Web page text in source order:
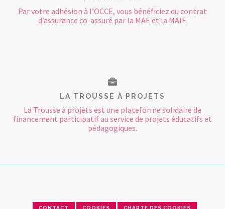
Par votre adhésion à l’OCCE, vous bénéficiez du contrat
d’assurance co-assuré par la MAE et la MAIF.
LA TROUSSE À PROJETS
La Trousse à projets est une plateforme solidaire de
financement participatif au service de projets éducatifs et
pédagogiques.
CONTACT COOKIES CHARTE DES COOKIES